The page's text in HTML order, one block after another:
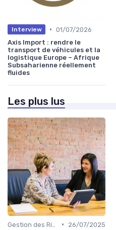
Interview • 01/07/2026
Axis Import : rendre le
transport de véhicules et la
logistique Europe – Afrique
Subsaharienne réellement
fluides
Les plus lus
• 26/07/2025